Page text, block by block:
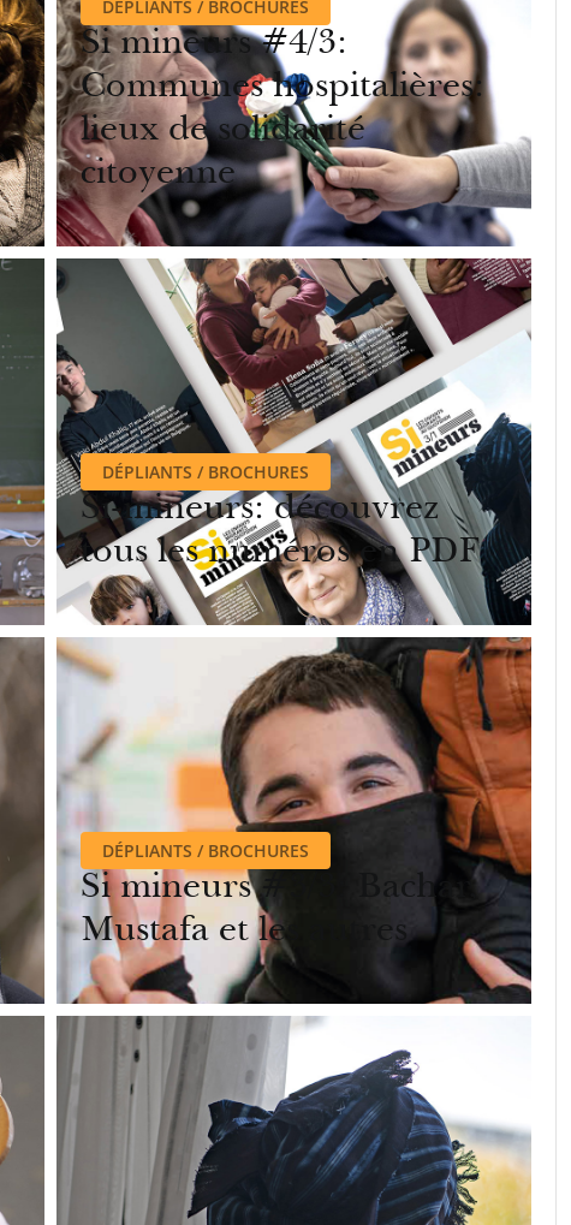
DÉPLIANTS / BROCHURES
Si mineurs #4/3:
Communes hospitalières:
lieux de solidarité
citoyenne
DÉPLIANTS / BROCHURES
Si-mineurs: découvrez
tous les numéros en PDF
DÉPLIANTS / BROCHURES
Si mineurs #3/3: Bachar,
Mustafa et les autres